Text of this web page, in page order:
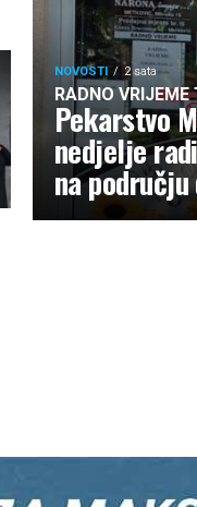
NOVOSTI 2 sata
RADNO VRIJEME
Pekarstvo
nedjelje
na